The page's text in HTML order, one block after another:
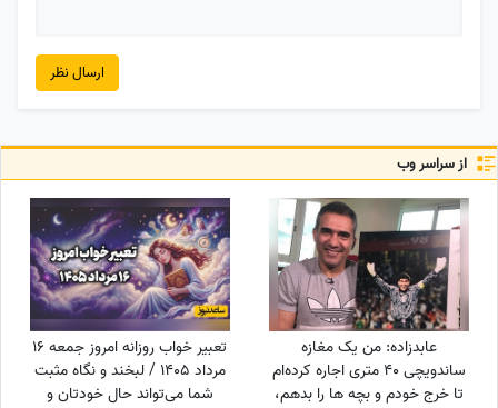
ارسال نظر
از سراسر وب
عابدزاده: من یک مغازه
ساندویچی 40 متری اجاره کرده‌ام
تا خرج خودم و بچه ها را بدهم،
تعبیر خواب روزانه امروز جمعه 16
مرداد 1405 / لبخند و نگاه مثبت
شما می‌تواند حال خودتان و